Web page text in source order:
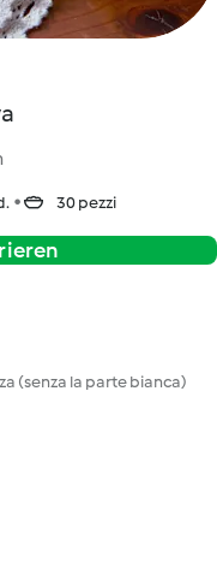
30 pezzi
(senza la parte bianca)